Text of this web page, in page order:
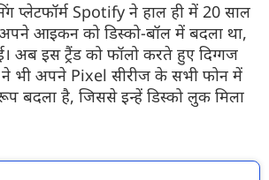
प्लेटफॉर्म Spotify ने हाल ही में 20 साल
आइकन को डिस्को-बॉल में बदला था,
अब इस ट्रैंड को फॉलो करते हुए दिग्गज
भी अपने Pixel सीरीज के सभी फोन में
बदला है, जिससे इन्हें डिस्को लुक मिला